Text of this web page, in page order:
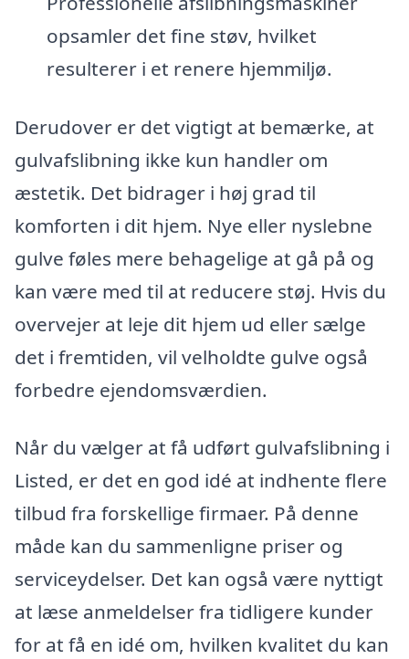
opsamler det fine støv, hvilket
resulterer i et renere hjemmiljø.
Derudover er det vigtigt at bemærke, at
gulvafslibning ikke kun handler om
æstetik. Det bidrager i høj grad til
komforten i dit hjem. Nye eller nyslebne
gulve føles mere behagelige at gå på og
kan være med til at reducere støj. Hvis du
overvejer at leje dit hjem ud eller sælge
det i fremtiden, vil velholdte gulve også
forbedre ejendomsværdien.
Når du vælger at få udført gulvafslibning i
Listed, er det en god idé at indhente flere
tilbud fra forskellige firmaer. På denne
måde kan du sammenligne priser og
serviceydelser. Det kan også være nyttigt
at læse anmeldelser fra tidligere kunder
for at få en idé om, hvilken kvalitet du kan